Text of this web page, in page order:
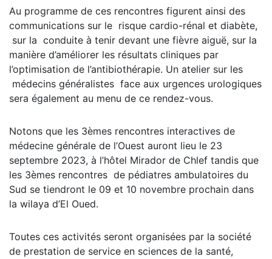
Au programme de ces rencontres figurent ainsi des
communications sur le risque cardio-rénal et diabète,
sur la conduite à tenir devant une fièvre aiguë, sur la
manière d’améliorer les résultats cliniques par
l’optimisation de l’antibiothérapie. Un atelier sur les
médecins généralistes face aux urgences urologiques
sera également au menu de ce rendez-vous.
Notons que les 3èmes rencontres interactives de
médecine générale de l’Ouest auront lieu le 23
septembre 2023, à l’hôtel Mirador de Chlef tandis que
les 3èmes rencontres de pédiatres ambulatoires du
Sud se tiendront le 09 et 10 novembre prochain dans
la wilaya d’El Oued.
Toutes ces activités seront organisées par la société
de prestation de service en sciences de la santé,